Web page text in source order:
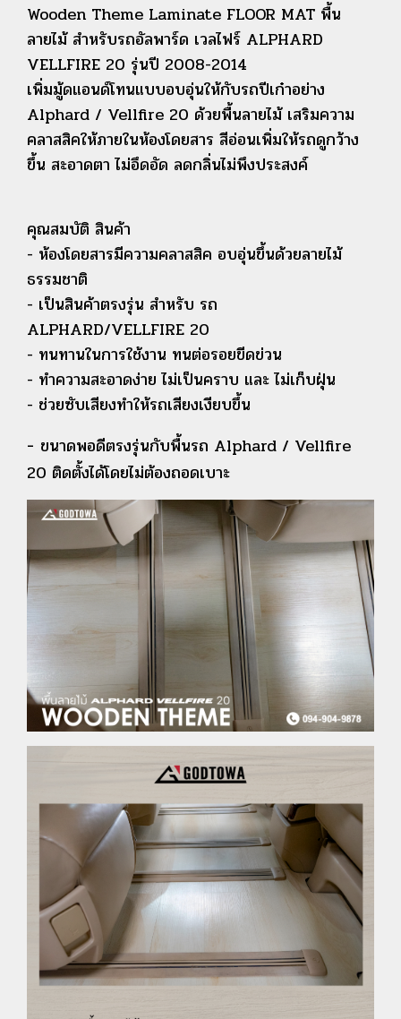
Wooden Theme Laminate FLOOR MAT พื้น
ลายไม้ สำหรับรถอัลพาร์ด เวลไฟร์ ALPHARD
VELLFIRE 20 รุ่นปี 2008-2014
เพิ่มมู้ดแอนด์โทนแบบอบอุ่นให้กับรถปีเก๋าอย่าง
Alphard / Vellfire 20 ด้วยพื้นลายไม้ เสริมความ
คลาสสิคให้ภายในห้องโดยสาร สีอ่อนเพิ่มให้รถดูกว้าง
ขึ้น สะอาดตา ไม่อึดอัด ลดกลิ่นไม่พึงประสงค์
คุณสมบัติ สินค้า
- ห้องโดยสารมีความคลาสสิค อบอุ่นขึ้นด้วยลายไม้
ธรรมชาติ
- เป็นสินค้าตรงรุ่น สำหรับ รถ
ALPHARD/VELLFIRE 20
- ทนทานในการใช้งาน ทนต่อรอยขีดข่วน
- ทำความสะอาดง่าย ไม่เป็นคราบ และ ไม่เก็บฝุ่น
- ช่วยซับเสียงทำให้รถเสียงเงียบขึ้น
- ขนาดพอดีตรงรุ่นกับพื้นรถ Alphard / Vellfire
20 ติดตั้งได้โดยไม่ต้องถอดเบาะ